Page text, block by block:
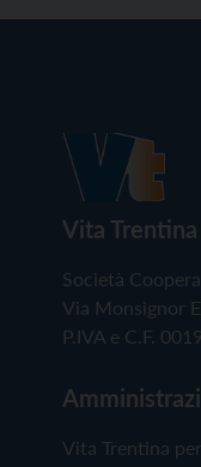
Vita
Società
Via Monsignor
P.IVA e C.F.
Vita Trentina